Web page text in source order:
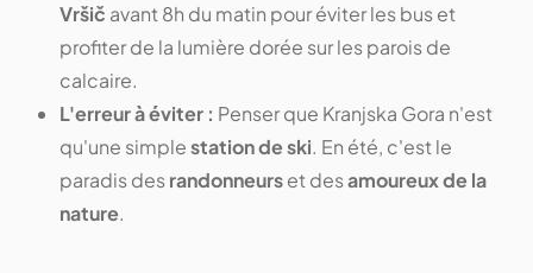
Vršič avant 8h du matin pour éviter les bus et
profiter de la lumière dorée sur les parois de
calcaire.
L'erreur à éviter : Penser que Kranjska Gora n'est
qu'une simplestation de ski. En été, c'est le
paradis desrandonneurset desamoureux de la
nature.